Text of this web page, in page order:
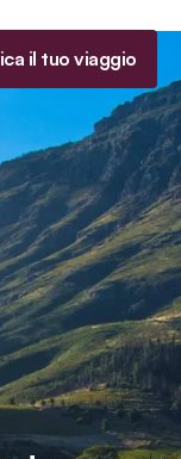
il tuo viaggio